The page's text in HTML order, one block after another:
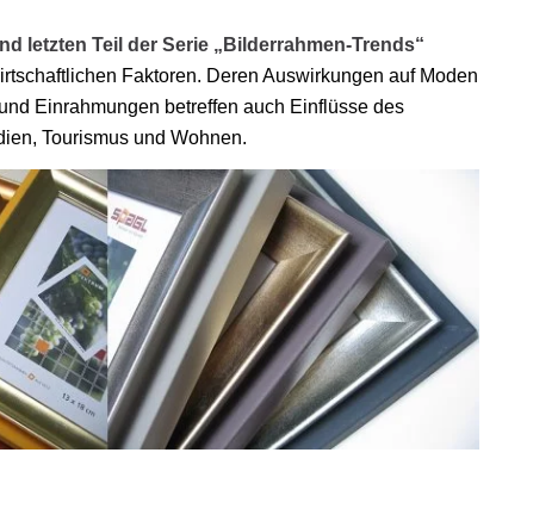
letzten Teil der Serie „Bilderrahmen-Trends“
Faktoren. Deren Auswirkungen auf Moden
Einrahmungen betreffen auch Einflüsse des
Tourismus und Wohnen.